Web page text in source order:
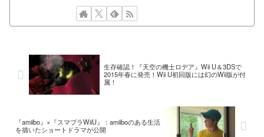
生存確認！『天空の機士ロデア』Wii U＆3DSで
2015年春に発売！Wii U初回版には幻のWii版が付
属！
『amiibo』×『スマブラWiiU』：amiiboのある生活
を描いたショートドラマが公開